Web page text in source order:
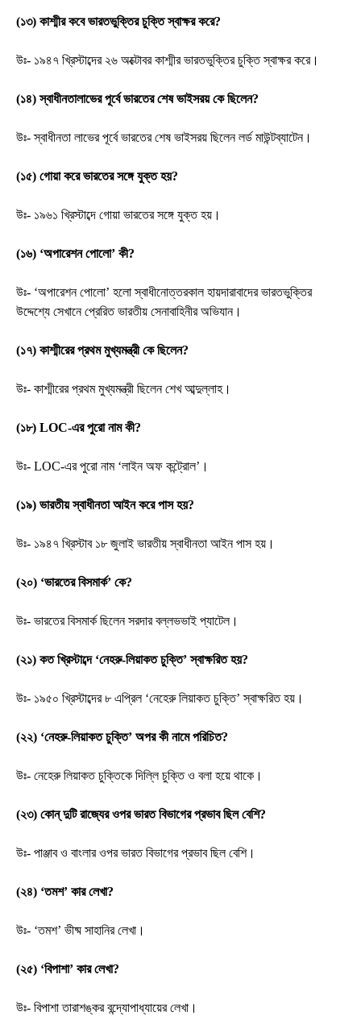
(১৩) কাশ্মীর কবে ভারতভুক্তির চুক্তি স্বাক্ষর করে?
উঃ- ১৯৪৭ খ্রিস্টাব্দের ২৬ অক্টোবর কাশ্মীর ভারতভুক্তির চুক্তি স্বাক্ষর করে।
(১৪) স্বাধীনতালাভের পূর্বে ভারতের শেষ ভাইসরয় কে ছিলেন?
উঃ- স্বাধীনতা লাভের পূর্বে ভারতের শেষ ভাইসরয় ছিলেন লর্ড মাউন্টব্যাটেন।
(১৫) গোয়া করে ভারতের সঙ্গে যুক্ত হয়?
উঃ- ১৯৬১ খ্রিস্টাব্দে গোয়া ভারতের সঙ্গে যুক্ত হয়।
(১৬) ‘অপারেশন পোলো’ কী?
উঃ- ‘অপারেশন পোলো’ হলো স্বাধীনোত্তরকাল হায়দারাবাদের ভারতভুক্তির
উদ্দেশ্যে সেখানে প্রেরিত ভারতীয় সেনাবাহিনীর অভিযান।
(১৭) কাশ্মীরের প্রথম মুখ্যমন্ত্রী কে ছিলেন?
উঃ- কাশ্মীরের প্রথম মুখ্যমন্ত্রী ছিলেন শেখ আব্দুল্লাহ।
(১৮) LOC-এর পুরো নাম কী?
উঃ- LOC-এর পুরো নাম ‘লাইন অফ কন্ট্রোল’।
(১৯) ভারতীয় স্বাধীনতা আইন করে পাস হয়?
উঃ- ১৯৪৭ খ্রিস্টাব ১৮ জুলাই ভারতীয় স্বাধীনতা আইন পাস হয়।
(২০) ‘ভারতের বিসমার্ক’ কে?
উঃ- ভারতের বিসমার্ক ছিলেন সরদার বল্লভভাই প্যাটেল।
(২১) কত খ্রিস্টাব্দে ‘নেহরু-লিয়াকত চুক্তি’ স্বাক্ষরিত হয়?
উঃ- ১৯৫০ খ্রিস্টাব্দের ৮ এপ্রিল ‘নেহেরু লিয়াকত চুক্তি’ স্বাক্ষরিত হয়।
(২২) ‘নেহরু-লিয়াকত চুক্তি’ অপর কী নামে পরিচিত?
উঃ- নেহেরু লিয়াকত চুক্তিকে দিল্লি চুক্তি ও বলা হয়ে থাকে।
(২৩) কোন্ দুটি রাজ্যের ওপর ভারত বিভাগের প্রভাব ছিল বেশি?
উঃ- পাঞ্জাব ও বাংলার ওপর ভারত বিভাগের প্রভাব ছিল বেশি।
(২৪) ‘তমশ’ কার লেখা?
উঃ- ‘তমশ’ ভীষ্ম সাহানির লেখা।
(২৫) ‘বিপাশা’ কার লেখা?
উঃ- বিপাশা তারাশঙ্কর বন্দ্যোপাধ্যায়ের লেখা।